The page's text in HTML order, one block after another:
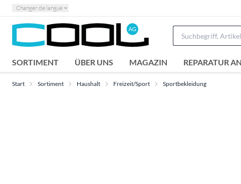
Changer de langue
SORTIMENT ÜBER UNS MAGAZIN REPARATUR
Start Sortiment Haushalt Freizeit/Sport Sportbekleidung